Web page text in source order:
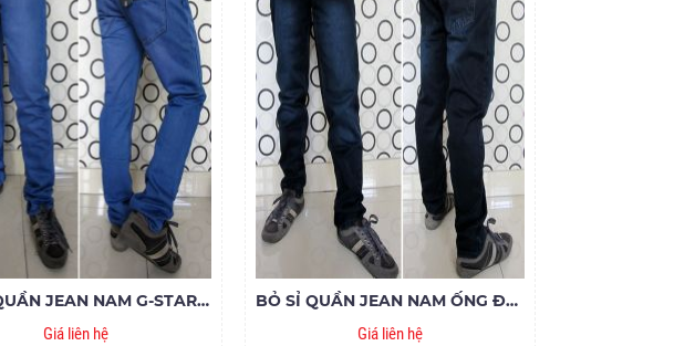
BỎ SỈ QUẦN JEAN NAM G-STAR GIÁ RẺ 8180 - M160
Giá liên hệ
BỎ SỈ QUẦN JEAN NAM ỐNG ĐỨNG 266 - E180
Giá liên hệ